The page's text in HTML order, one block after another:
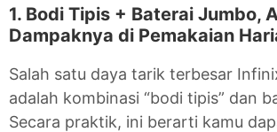
1. Bodi Tipis + Baterai Jumbo,
Dampaknya di Pemakaian
Salah satu daya tarik terbesar
adalah kombinasi “bodi tipis” dan
Secara praktik, ini berarti kamu